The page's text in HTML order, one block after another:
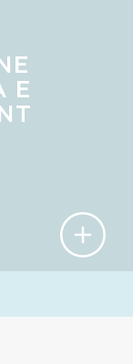
gestire
i
chiusura del
E